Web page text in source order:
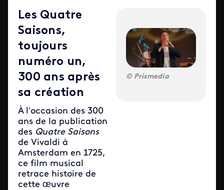
Les Quatre
Saisons,
toujours
numéro un,
300 ans après
sa création
À l’occasion des 300
ans de la publication
des Quatre Saisons
de Vivaldi à
Amsterdam en 1725,
ce film musical
retrace histoire de
cette œuvre
Prismedia